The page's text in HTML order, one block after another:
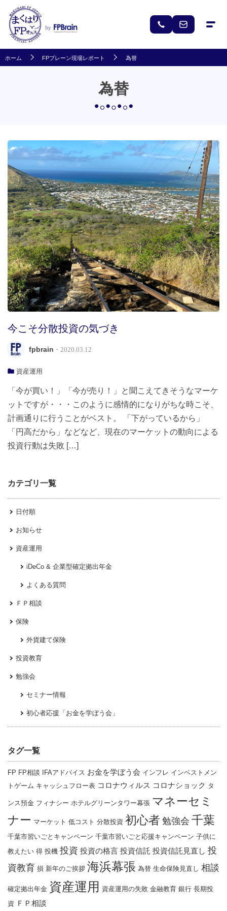
為替
ホーム FPブレーン現場レポート 為替
今こそ分散投資の気づき
fpbrain ・2020.03.12
資産運用
「今が買い！」「今が売り！」と聞こえてきそうなマーケ
ットですが・・・このように感情的になりがちな時こそ、
計画通りに行うことがベスト。 「下がっているから」
「円高だから」などなど、現在のマーケットの動向による
投資行動は失敗 […]
カテゴリ一覧
日付順
お知らせ
資産運用
iDeCo & 企業型確定拠出年金
よくある質問
ＦＰ相談
保険
外貨建て保険
投資教育
勉強会
セミナー情報
初心者応援「お金を学ぼう会」
タグ一覧
FP FP相談 IFAアドバイス お金を学ぼう会 インフレ インベストメン
トゲーム キャッシュフロー表 コロナウィルス コロナショック タ
ンス預金 フィナシー ホテルグリーンタワー幕張 マネーセミ
ナー マーケット 低コスト 分散投資 初心者 勉強会 千葉
千葉市習いごとキャンペーン 千葉市習いごと応援キャンペーン 子供に
教えたい 得 投機 投資 投資の格言 投資信託 投資信託見直し 投
資教育 損 新年のご挨拶 海浜幕張 為替 生命保険見直し 相談
確定拠出年金 資産運用 資産運用の失敗 金融教育 銀行 長期投
資 ＦＰ相談